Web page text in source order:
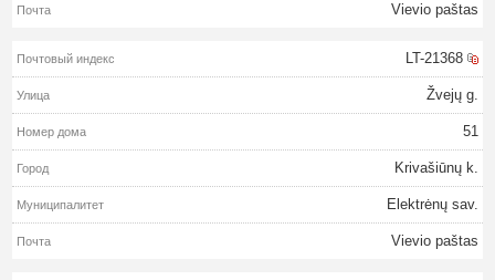
Vievio paštas
LT-21368
Žvejų g.
51
Krivašiūnų k.
Elektrėnų sav.
Vievio paštas